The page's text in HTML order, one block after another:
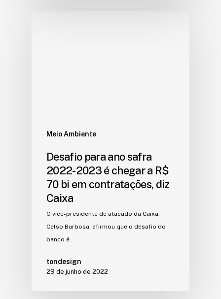
Meio Ambiente
Desafio para ano safra
2022-2023 é chegar a R$
70 bi em contratações, diz
Caixa
O vice-presidente de atacado da Caixa,
Celso Barbosa, afirmou que o desafio do
banco é…
tondesign
29 de junho de 2022